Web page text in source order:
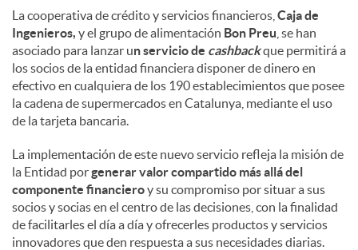
La cooperativa de crédito y servicios financieros, Caja de
Ingenieros, y el grupo de alimentación Bon Preu , se han
asociado para lanzar un servicio de cashbackque permitirá a
los socios de la entidad financiera disponer de dinero en
efectivo en cualquiera de los 190 establecimientos que posee
la cadena de supermercados en Catalunya, mediante el uso
de la tarjeta bancaria.
La implementación de este nuevo servicio refleja la misión de
la Entidad porgenerar valor compartido más allá del
componente financieroy su compromiso por situar a sus
socios y socias en el centro de las decisiones, con la finalidad
de facilitarles el día a día y ofrecerles productos y servicios
innovadores que den respuesta a sus necesidades diarias.